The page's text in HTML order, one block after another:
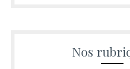
Nos